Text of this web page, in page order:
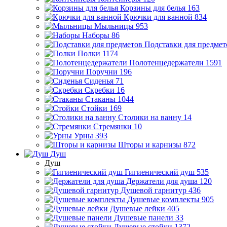
Корзины для белья 163
Крючки для ванной 834
Мыльницы 953
Наборы 86
Подставки для
Полки 1174
Полотенцедержатели 1591
Поручни 196
Сиденья 71
Скребки 16
Стаканы 1044
Стойки 169
Столики на ванну 14
Стремянки 10
Урны 393
Шторы и карнизы 872
Душ
Душ
Гигиенический душ 535
Держатели для душа 120
Душевой гарнитур 436
Душевые комплекты 905
Душевые лейки 405
Душевые панели 33